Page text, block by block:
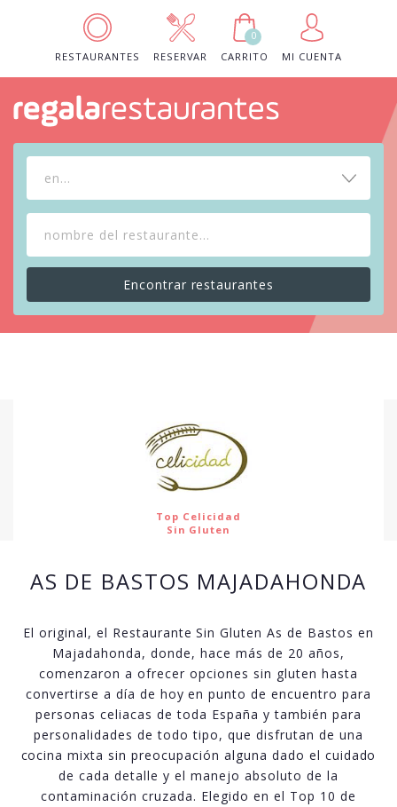
RESTAURANTES RESERVAR
0
CARRITO
MI CUENTA
en...
Top Celicidad
Sin Gluten
AS DE BASTOS MAJADAHONDA
El original, el Restaurante Sin Gluten As de Bastos en
Majadahonda, donde, hace más de 20 años,
comenzaron a ofrecer opciones sin gluten hasta
convertirse a día de hoy en punto de encuentro para
personas celiacas de toda España y también para
personalidades de todo tipo, que disfrutan de una
cocina mixta sin preocupación alguna dado el cuidado
de cada detalle y el manejo absoluto de la
contaminación cruzada. Elegido en el Top 10 de